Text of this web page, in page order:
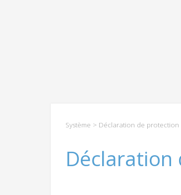
Système > Déclaration de protection
Déclaration